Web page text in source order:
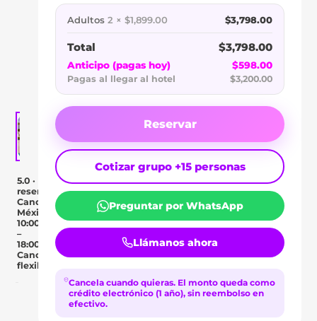
ROYAL
SOLARIS
CANCÚN
5.0 · 1
reseñas
Cancún,
México
10:00
–
18:00
Cancelación
flexible
Day Pass Descripción
Adultos 2 × $1,899.00 $3,798.00
Total $3,798.00
Anticipo (pagas hoy) $598.00
Pagas al llegar al hotel $3,200.00
Reservar
Cotizar grupo +15 personas
Preguntar por WhatsApp
Llámanos ahora
Cancela cuando quieras. El monto queda como
crédito electrónico (1 año), sin reembolso en
efectivo.